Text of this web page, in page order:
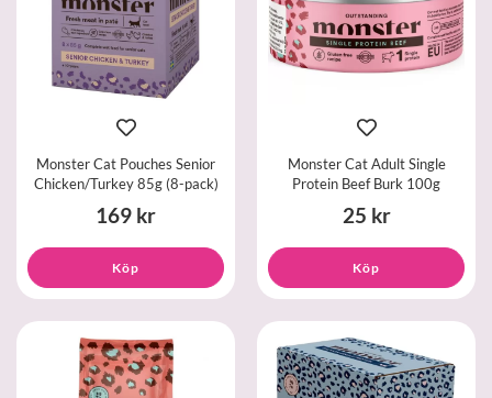
Monster Cat Pouches Senior
Chicken/Turkey 85g (8-pack)
169 kr
Köp
Monster Cat Adult Single
Protein Beef Burk 100g
25 kr
Köp